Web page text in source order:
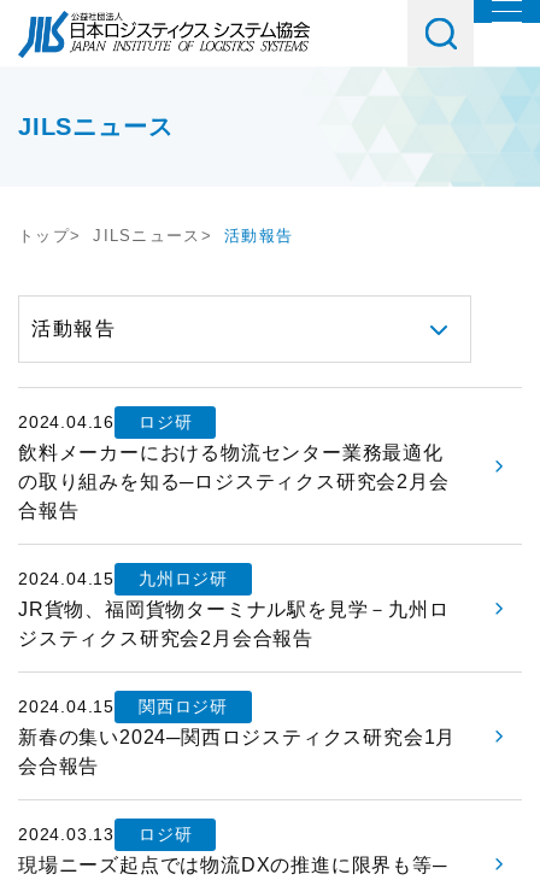
協会について
会員一覧
入会案内
会員の声
メールマガジン
機関誌
その他
交通アクセス
関連団体・機関
イベント・講習会・交流会
講座・コース
セミナー
社内教育・コンサル
交流会
テーマ別交流会
物流現場見学会
企業・大学交流会
物流統括管理者連携推進会議
ロジスティクス講演会
物流コスト調査
JILS総研レポート
物流システム機器生産出荷統計
ロジスティクスコンセプト2030
テーマ別情報
物流の2024年問題
サプライチェーンマネジメント
サステナビリティ
メルマガご購読ご希望の方
メルマガ登録はこちら
入会案内はこちら
JILSニュース
トップ JILSニュース 活動報告
2024.04.16 ロジ研
飲料メーカーにおける物流センター業務最適化
の取り組みを知る─ロジスティクス研究会2月会
合報告
2024.04.15 九州ロジ研
JR貨物、福岡貨物ターミナル駅を見学－九州ロ
ジスティクス研究会2月会合報告
2024.04.15 関西ロジ研
新春の集い2024─関西ロジスティクス研究会1月
会合報告
2024.03.13 ロジ研
現場ニーズ起点では物流DXの推進に限界も等─